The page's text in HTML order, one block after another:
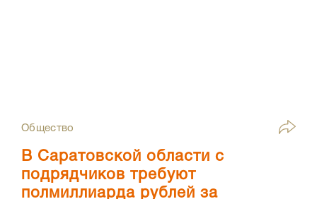
Общество
В Саратовской области с
подрядчиков требуют
полмиллиарда рублей за